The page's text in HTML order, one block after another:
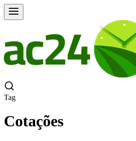
Tag
Cotações